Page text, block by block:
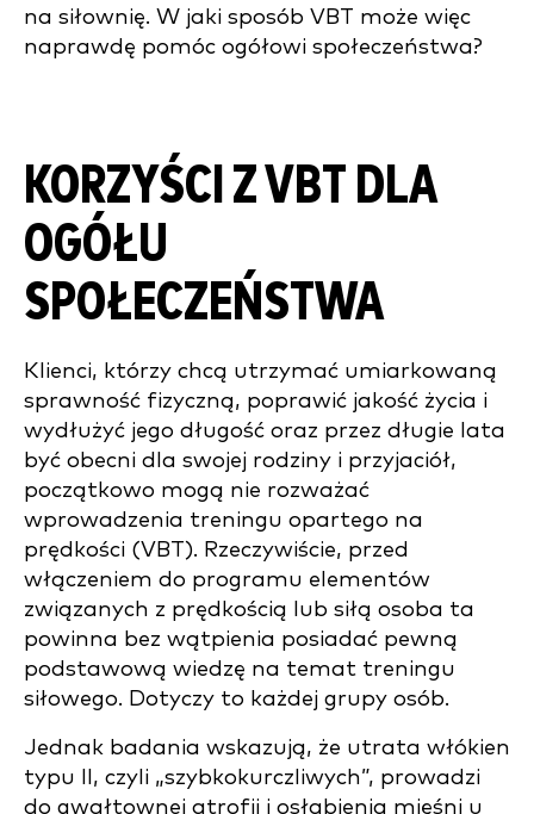
na siłownię. W jaki sposób VBT może więc
naprawdę pomóc ogółowi społeczeństwa?
KORZYŚCI Z VBT DLA
OGÓŁU
SPOŁECZEŃSTWA
Klienci, którzy chcą utrzymać umiarkowaną
sprawność fizyczną, poprawić jakość życia i
wydłużyć jego długość oraz przez długie lata
być obecni dla swojej rodziny i przyjaciół,
początkowo mogą nie rozważać
wprowadzenia treningu opartego na
prędkości (VBT). Rzeczywiście, przed
włączeniem do programu elementów
związanych z prędkością lub siłą osoba ta
powinna bez wątpienia posiadać pewną
podstawową wiedzę na temat treningu
siłowego. Dotyczy to każdej grupy osób.
Jednak badania wskazują, że utrata włókien
typu II, czyli „szybkokurczliwych”, prowadzi
do gwałtownej atrofii i osłabienia mięśni u